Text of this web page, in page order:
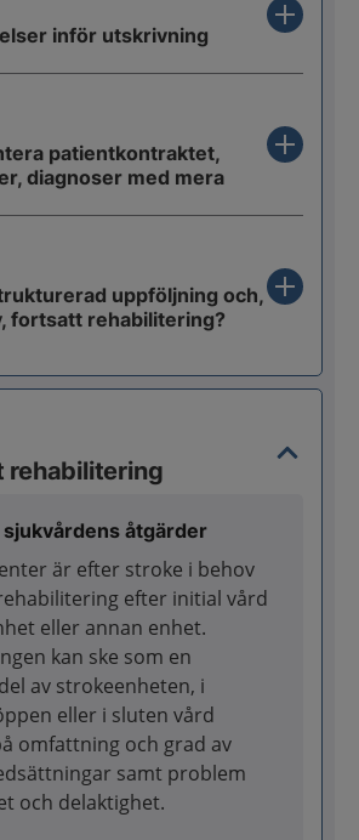
inför utskrivning
patientkontraktet,
diagnoser med mera
uppföljning och,
fortsatt rehabilitering?
rehabilitering
åtgärder
är efter stroke i behov
efter initial vård
eller annan enhet.
kan ske som en
av strokeenheten, i
eller i sluten vård
omfattning och grad av
samt problem
och delaktighet.